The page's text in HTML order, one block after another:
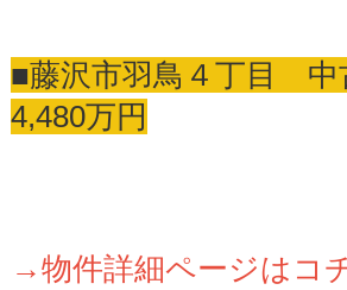
■藤沢市羽鳥４丁目
4,480万円
→物件詳細ページはコ